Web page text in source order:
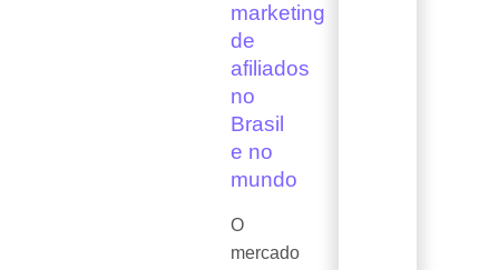
marketing
de
afiliados
no
Brasil
e no
mundo
O
mercado